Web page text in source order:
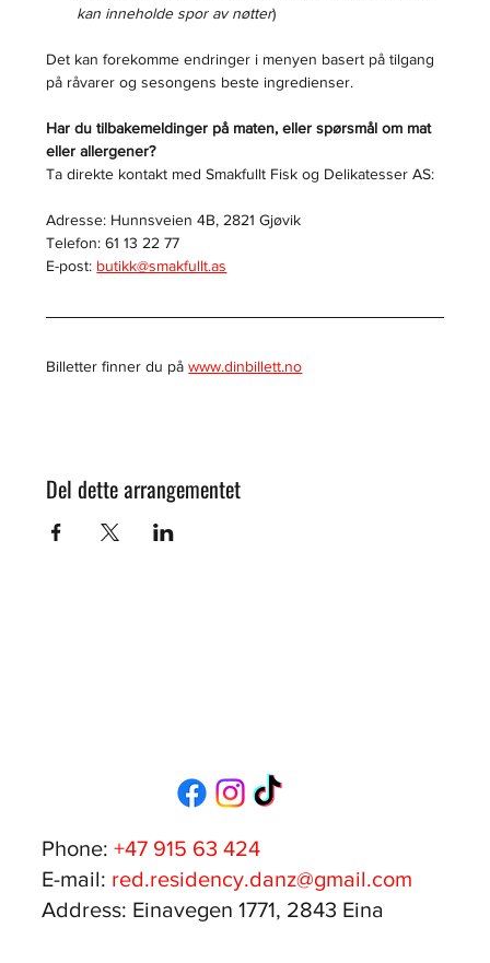
kan inneholde spor av nøtter)
Det kan forekomme endringer i menyen basert på tilgang
på råvarer og sesongens beste ingredienser.
Har du tilbakemeldinger på maten, eller spørsmål om mat
eller allergener?
Ta direkte kontakt med Smakfullt Fisk og Delikatesser AS:
Adresse: Hunnsveien 4B, 2821 Gjøvik
Telefon: 61 13 22 77
E-post: butikk@smakfullt.as
Billetter finner du på www.dinbillett.no
Del dette arrangementet
Phone:+47 915 63 424
E-mail: red.residency.danz@gmail.com
Address: Einavegen 1771, 2843 Eina